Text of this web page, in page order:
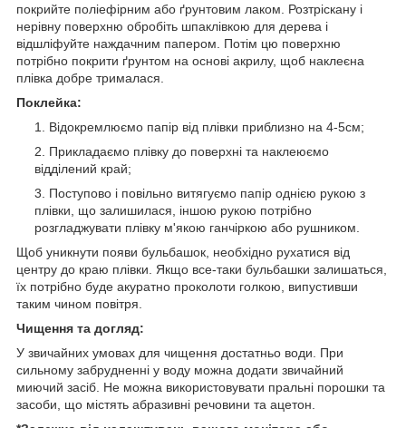
покрийте поліефірним або ґрунтовим лаком. Розтріскану і
нерівну поверхню обробіть шпаклівкою для дерева і
відшліфуйте наждачним папером. Потім цю поверхню
потрібно покрити ґрунтом на основі акрилу, щоб наклеєна
плівка добре трималася.
Поклейка:
Відокремлюємо папір від плівки приблизно на 4-5см;
Прикладаємо плівку до поверхні та наклеюємо
відділений край;
Поступово і повільно витягуємо папір однією рукою з
плівки, що залишилася, іншою рукою потрібно
розгладжувати плівку м'якою ганчіркою або рушником.
Щоб уникнути появи бульбашок, необхідно рухатися від
центру до краю плівки. Якщо все-таки бульбашки залишаться,
їх потрібно буде акуратно проколоти голкою, випустивши
таким чином повітря.
Чищення та догляд:
У звичайних умовах для чищення достатньо води. При
сильному забрудненні у воду можна додати звичайний
миючий засіб. Не можна використовувати пральні порошки та
засоби, що містять абразивні речовини та ацетон.